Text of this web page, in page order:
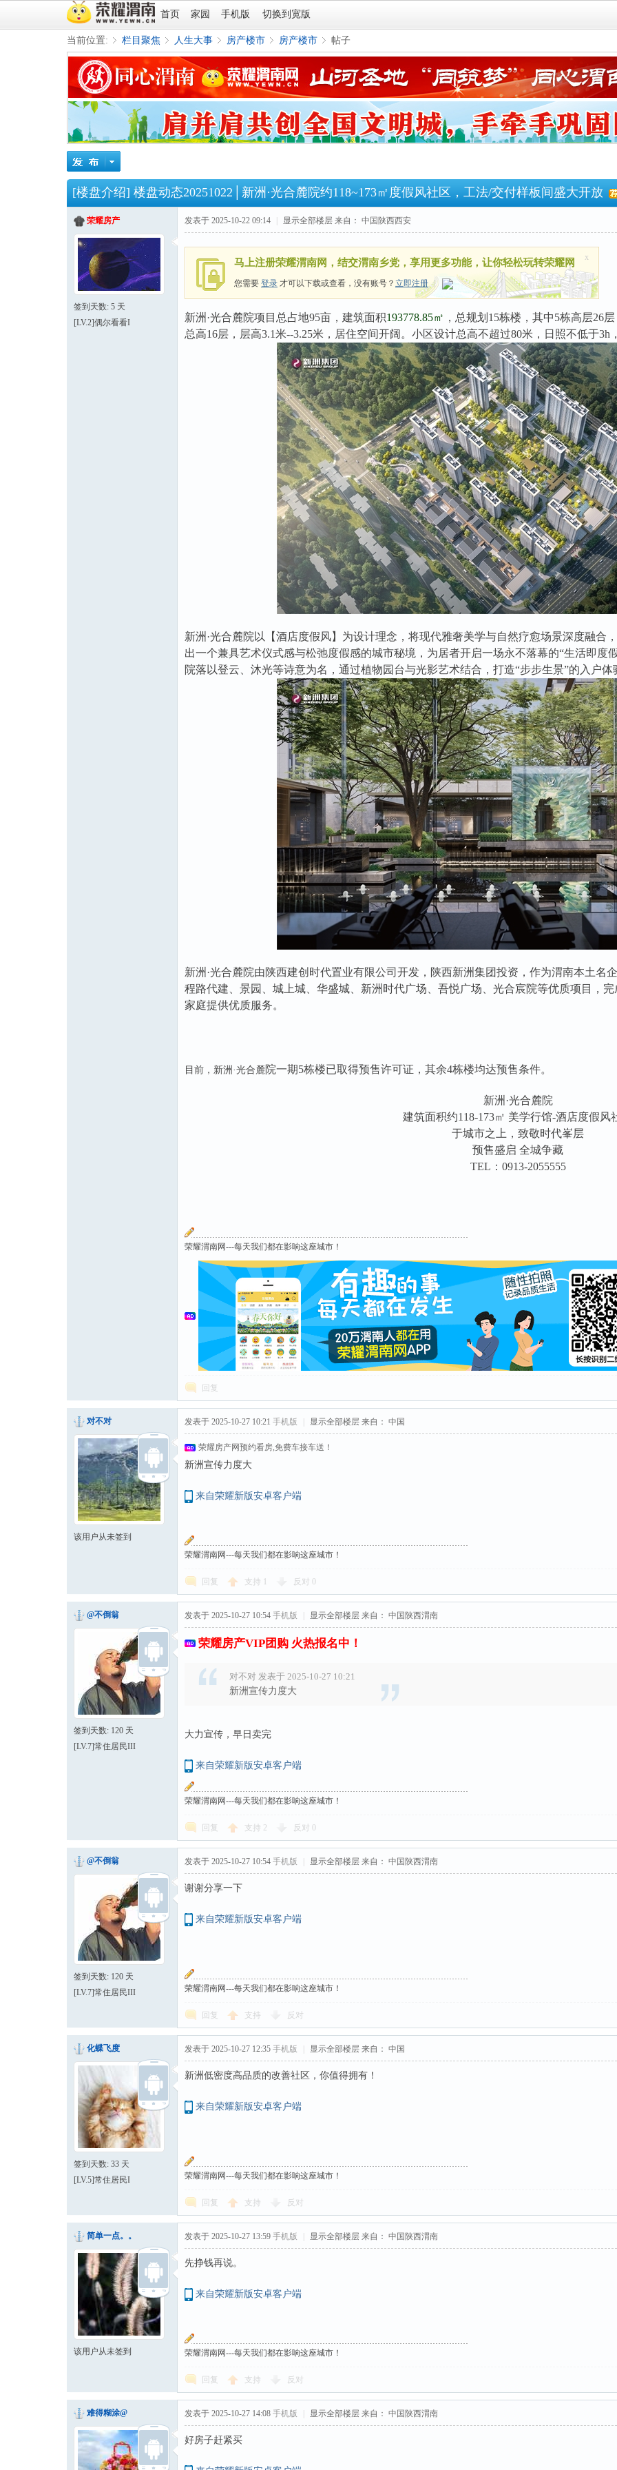
首页 家园 手机版 切换到宽版
当前位置:
»
栏目聚焦
›
人生大事
›
房产楼市
›
房产楼市
›
帖子
[楼盘介绍] 楼盘动态20251022│新洲·光合麓院约118~173㎡度假风社区，工法/交付样板间盛大开放
荣耀房产
签到天数: 5 天
[LV.2]偶尔看看I
发表于 2025-10-22 09:14 显示全部楼层 来自： 中国陕西西安
马上注册荣耀渭南网，结交渭南乡党，享用更多功能，让你轻松玩转荣耀网
您需要 登录 才可以下载或查看，没有账号？ 立即注册 |
x
新洲·光合麓院项目总占地95亩，建筑面积193778.85㎡ ，总规划15栋楼，其中5栋高层26
总高16层，层高3.1米--3.25米，居住空间开阔。小区设计总高不超过80米，日照不低于
新洲·光合麓院以【酒店度假风】为设计理念，将现代雅奢美学与自然疗愈场景深度融合
出一个兼具艺术仪式感与松弛度假感的城市秘境，为居者开启一场永不落幕的“生活即度
院落以登云、沐光等诗意为名，通过植物园台与光影艺术结合，打造“步步生景”的入户体
新洲·光合麓院由陕西建创时代置业有限公司开发， 陕西新洲集团投资， 作为渭南本土名
程路代建、景园、城上城、华盛城、新洲时代广场、吾悦广场、光合宸院等优质项目，
家庭提供优质服务。
目前，新洲·光合麓院一期5栋楼已取得预售许可证，其余4栋楼均达预售条件。
新洲·光合麓院
建筑面积约118-173㎡ 美学行馆-酒店度假风
于城市之上，致敬时代峯层
预售盛启 全城争藏
TEL：0913-2055555
荣耀渭南网---每天我们都在影响这座城市！
回复
对不对
该用户从未签到
发表于 2025-10-27 10:21 手机版 显示全部楼层 来自： 中国
荣耀房产网预约看房,免费车接车送！
新洲宣传力度大
来自荣耀新版安卓客户端
荣耀渭南网---每天我们都在影响这座城市！
回复 支持 反对 0
@不倒翁
签到天数: 120 天
[LV.7]常住居民III
发表于 2025-10-27 10:54 手机版 显示全部楼层 来自： 中国陕西渭南
荣耀房产VIP团购 火热报名中！
对不对 发表于 2025-10-27 10:21
新洲宣传力度大
大力宣传，早日卖完
来自荣耀新版安卓客户端
荣耀渭南网---每天我们都在影响这座城市！
回复 支持 2 反对 0
@不倒翁
签到天数: 120 天
[LV.7]常住居民III
发表于 2025-10-27 10:54 手机版 显示全部楼层 来自： 中国陕西渭南
谢谢分享一下
来自荣耀新版安卓客户端
荣耀渭南网---每天我们都在影响这座城市！
回复 支持 反对
化蝶飞度
签到天数: 33 天
[LV.5]常住居民I
发表于 2025-10-27 12:35 手机版 显示全部楼层 来自： 中国
新洲低密度高品质的改善社区，你值得拥有！
来自荣耀新版安卓客户端
荣耀渭南网---每天我们都在影响这座城市！
回复 支持 反对
简单一点。。
该用户从未签到
发表于 2025-10-27 13:59 手机版 显示全部楼层 来自： 中国陕西渭南
先挣钱再说。
来自荣耀新版安卓客户端
荣耀渭南网---每天我们都在影响这座城市！
回复 支持 反对
难得糊涂@ 发表于 2025-10-27 14:08 手机版 显示全部楼层 来自： 中国陕西渭南
好房子赶紧买